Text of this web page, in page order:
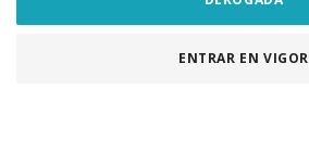
ENTRAR EN VIGOR